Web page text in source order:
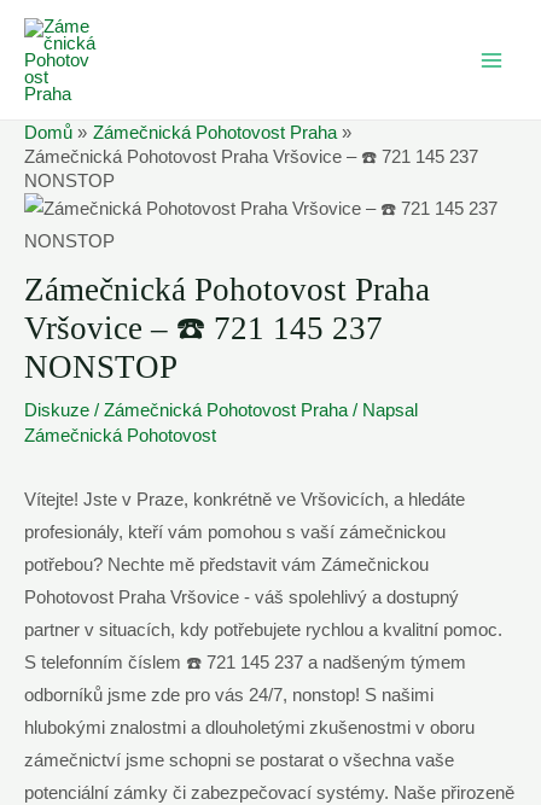
Přeskočit
obsah
Domů
Zámečnická Pohotovost Praha
Zámečnická Pohotovost Praha Vršovice – ☎️ 721 145 237
NONSTOP
Zámečnická Pohotovost Praha
Vršovice – ☎️ 721 145 237
NONSTOP
Diskuze / Zámečnická Pohotovost Praha / Napsal
Zámečnická Pohotovost
Vítejte! ⁣Jste v Praze, konkrétně ve Vršovicích, ​a hledáte
profesionály, kteří⁢ vám pomohou s vaší zámečnickou
potřebou? Nechte mě‍ představit vám ‍Zámečnickou
Pohotovost ⁤Praha⁣ Vršovice ‍- váš spolehlivý a dostupný⁢
partner v ⁣situacích,⁢ kdy potřebujete rychlou a⁢ kvalitní pomoc.
S telefonním číslem ⁣☎️ 721 145 ⁢237 a nadšeným týmem
odborníků‍ jsme zde pro vás 24/7, nonstop! S⁤ našimi
hlubokými znalostmi a dlouholetými zkušenostmi v oboru
zámečnictví jsme schopni se ⁣postarat o všechna vaše
potenciální zámky‍ či zabezpečovací​ systémy. Naše přirozeně